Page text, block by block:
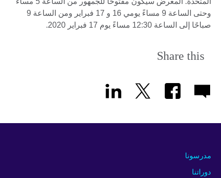
وحتى الساعة 9 مساءً يومي 16 و 17 فبراير ومن الساعة 9
صباحًا إلى الساعة 12:30 مساءً يوم 17 فبراير 2020.
Share this
مدرسونا
دوراتنا